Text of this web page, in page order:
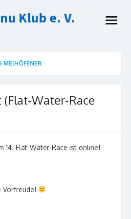
Klub e. V.
open
MEIHÖFENER
Water-Race
14. Flat-Water-Race ist online!
Vorfreude!